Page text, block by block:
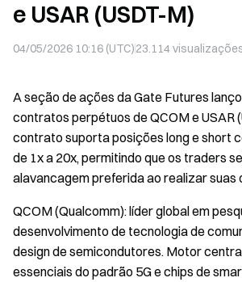
e USAR (USDT-M)
04/05/2026 10:16 (UTC)23.114
A seção de ações da Gate Futures
contratos perpétuos de QCOM e USAR
contrato suporta posições long e short
de 1x a 20x, permitindo que os traders
alavancagem preferida ao realizar suas
QCOM (Qualcomm): líder global em
desenvolvimento de tecnologia de
design de semicondutores. Motor
essenciais do padrão 5G e chips de